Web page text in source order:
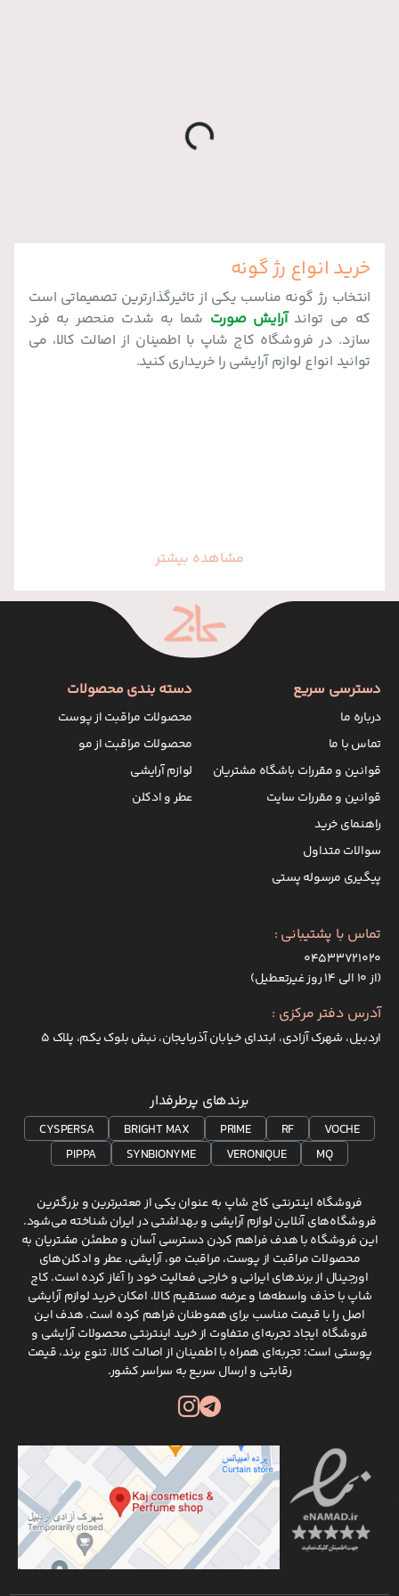
L
.
خرید انواع رژ گونه
انتخاب رژ گونه مناسب یکی از تاثیرگذارترین تصمیماتی است
که می تواندآرایش صورت شما به شدت منحصر به فرد
سازد. در فروشگاه کاج شاپ با اطمینان از اصالت کالا، می
توانید انواع لوازم آرایشی را خریداری کنید.
مشاهده بیشتر
دسترسی سریع
درباره ما
تماس با ما
قوانین و مقررات باشگاه مشتریان
قوانین و مقررات سایت
راهنمای خرید
سوالات متداول
پیگیری مرسوله پستی
دسته بندی محصولات
محصولات مراقبت از پوست
محصولات مراقبت از مو
لوازم آرایشی
عطر و ادکلن
تماس با پشتیبانی :
۰۴۵۳۳۷۲۱۰۲۰
(از ۱۰ الی ۱۴ روز غیرتعطیل)
آدرس دفتر مرکزی :
اردبیل، شهرک آزادی، ابتدای خیابان آذربایجان، نبش بلوک یکم، پلاک 5
برندهای پرطرفدار
VOCHE
RF
PRIME
BRIGHT MAX
CYSPERSA
MQ
VERONIQUE
SYNBIONYME
PIPPA
فروشگاه اینترنتی کاج شاپ به عنوان یکی از معتبرترین و بزرگترین
فروشگاه‌های آنلاین لوازم آرایشی و بهداشتی در ایران شناخته می‌شود.
این فروشگاه با هدف فراهم کردن دسترسی آسان و مطمئن مشتریان به
محصولات مراقبت از پوست، مراقبت مو، آرایشی، عطر و ادکلن‌های
اورجینال از برندهای ایرانی و خارجی فعالیت خود را آغاز کرده است. کاج
شاپ با حذف واسطه‌ها و عرضه مستقیم کالا، امکان خرید لوازم آرایشی
اصل را با قیمت مناسب برای هموطنان فراهم کرده است. هدف این
فروشگاه ایجاد تجربه‌ای متفاوت از خرید اینترنتی محصولات آرایشی و
پوستی است؛ تجربه‌ای همراه با اطمینان از اصالت کالا، تنوع برند، قیمت
رقابتی و ارسال سریع به سراسر کشور.